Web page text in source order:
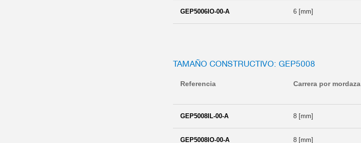
GEP5006IO-00-A 6 [mm]
TAMAÑO CONSTRUCTIVO: GEP5008
Referencia Carrera por mordaza
GEP5008IL-00-A 8 [mm]
GEP5008IO-00-A 8 [mm]